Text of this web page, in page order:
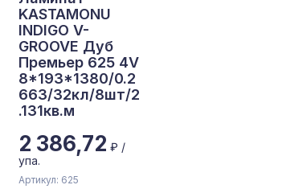
KASTAMONU
INDIGO V-
GROOVE Дуб
Премьер 625 4V
8*193*1380/0.2
663/32кл/8шт/2
.131кв.м
2 386,72 ₽ /
упа.
Артикул: 625